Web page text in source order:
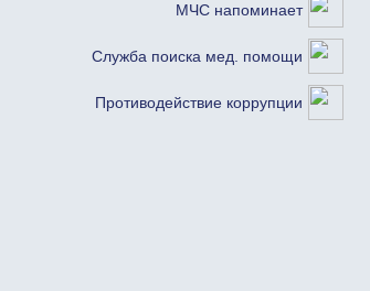
МЧС напоминает
Служба поиска мед. помощи
Противодействие коррупции